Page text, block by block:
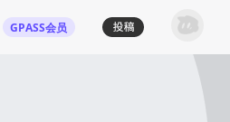
GPASS会员